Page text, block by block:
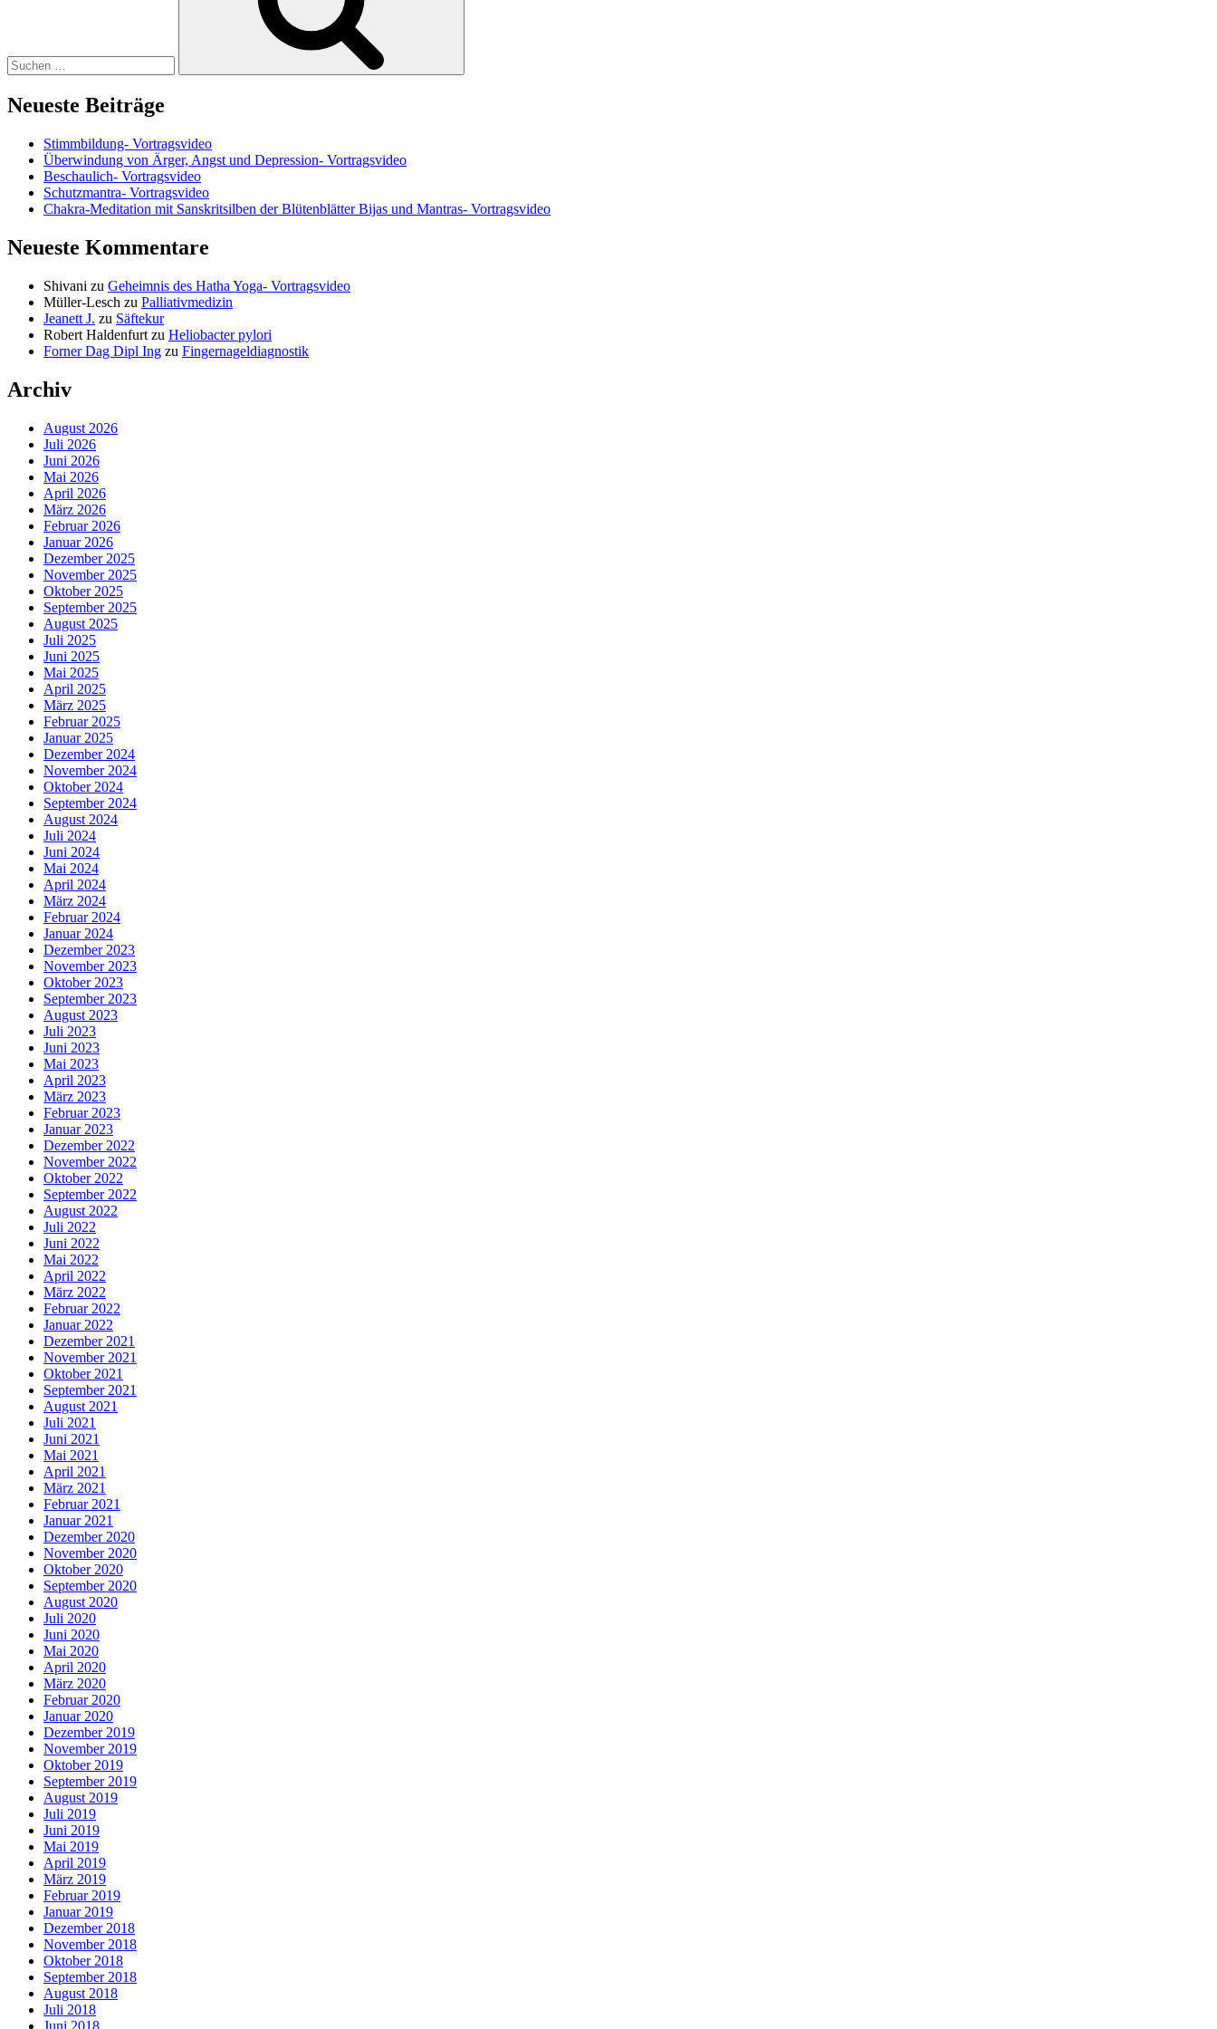
Neueste Beiträge
Stimmbildung- Vortragsvideo
Überwindung von Ärger, Angst und Depression- Vortragsvideo
Beschaulich- Vortragsvideo
Schutzmantra- Vortragsvideo
Chakra-Meditation mit Sanskritsilben der Blütenblätter Bijas und Mantras- Vortragsvideo
Neueste Kommentare
Shivani zu Geheimnis des Hatha Yoga- Vortragsvideo
Müller-Lesch zu Palliativmedizin
Jeanett J. zu Säftekur
Robert Haldenfurt zu Heliobacter pylori
Forner Dag Dipl Ing zu Fingernageldiagnostik
Archiv
August 2026
Juli 2026
Juni 2026
Mai 2026
April 2026
März 2026
Februar 2026
Januar 2026
Dezember 2025
November 2025
Oktober 2025
September 2025
August 2025
Juli 2025
Juni 2025
Mai 2025
April 2025
März 2025
Februar 2025
Januar 2025
Dezember 2024
November 2024
Oktober 2024
September 2024
August 2024
Juli 2024
Juni 2024
Mai 2024
April 2024
März 2024
Februar 2024
Januar 2024
Dezember 2023
November 2023
Oktober 2023
September 2023
August 2023
Juli 2023
Juni 2023
Mai 2023
April 2023
März 2023
Februar 2023
Januar 2023
Dezember 2022
November 2022
Oktober 2022
September 2022
August 2022
Juli 2022
Juni 2022
Mai 2022
April 2022
März 2022
Februar 2022
Januar 2022
Dezember 2021
November 2021
Oktober 2021
September 2021
August 2021
Juli 2021
Juni 2021
Mai 2021
April 2021
März 2021
Februar 2021
Januar 2021
Dezember 2020
November 2020
Oktober 2020
September 2020
August 2020
Juli 2020
Juni 2020
Mai 2020
April 2020
März 2020
Februar 2020
Januar 2020
Dezember 2019
November 2019
Oktober 2019
September 2019
August 2019
Juli 2019
Juni 2019
Mai 2019
April 2019
März 2019
Februar 2019
Januar 2019
Dezember 2018
November 2018
Oktober 2018
September 2018
August 2018
Juli 2018
Juni 2018